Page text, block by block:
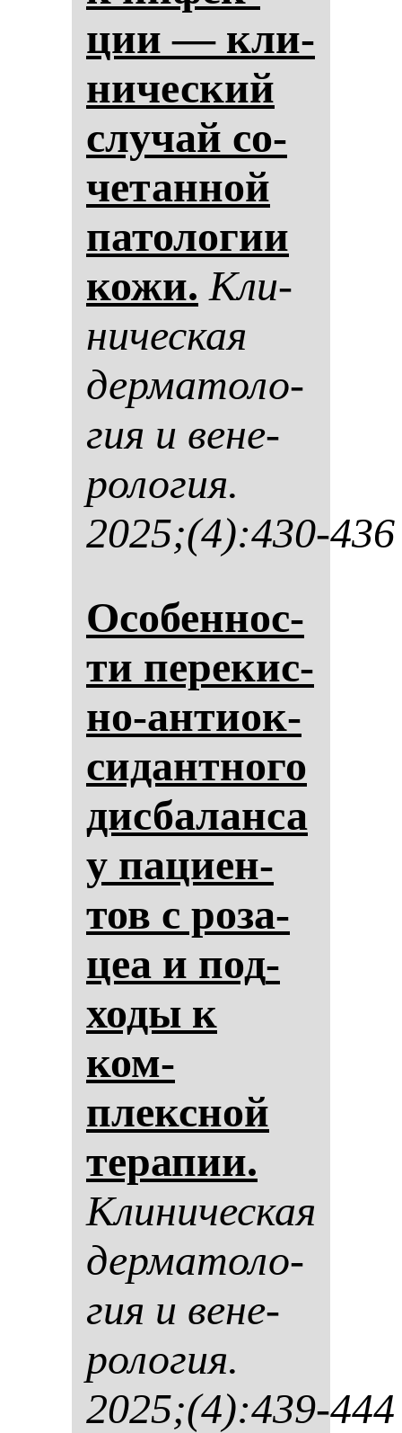
ции — кли­
ни­чес­кий
слу­чай со­
че­тан­ной
па­то­ло­гии
ко­жи. Кли­
ни­чес­кая
дер­ма­то­ло­
гия и ве­не­
ро­ло­гия.
2025;(4):430-436
Осо­бен­нос­
ти пе­ре­кис­
но-ан­ти­ок­
си­дан­тно­го
дис­ба­лан­са
у па­ци­ен­
тов с ро­за­
цеа и под­
хо­ды к
ком­
плексной
те­ра­пии.
Кли­ни­чес­кая
дер­ма­то­ло­
гия и ве­не­
ро­ло­гия.
2025;(4):439-444